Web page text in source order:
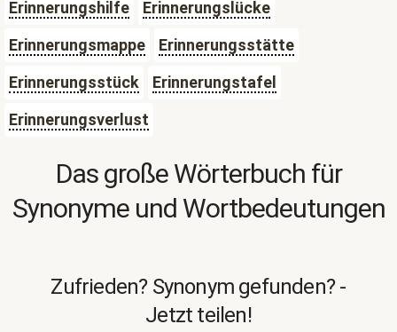
Erinnerungshilfe
Erinnerungslücke
Erinnerungsmappe
Erinnerungsstätte
Erinnerungsstück
Erinnerungstafel
Erinnerungsverlust
Das große Wörterbuch für
Synonyme und Wortbedeutungen
Zufrieden? Synonym gefunden? -
Jetzt teilen!